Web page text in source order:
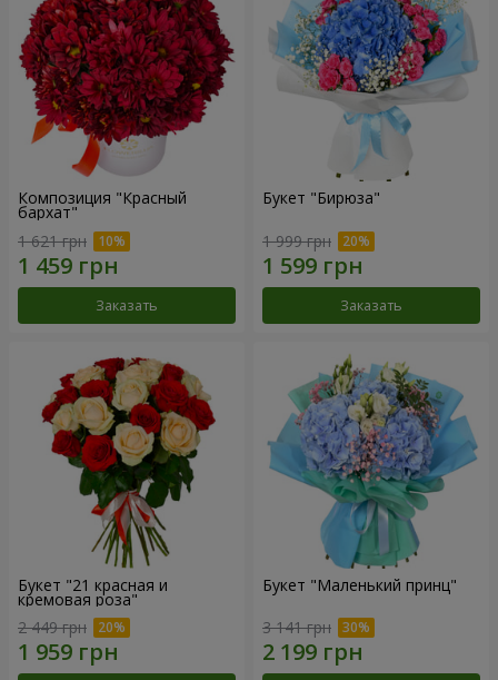
Композиция "Красный
бархат"
1 621 грн
Заказать
Букет "Бирюза"
1 999 грн
Заказать
Букет "21 красная и
кремовая роза"
2 449 грн
Букет "Маленький принц"
3 141 грн